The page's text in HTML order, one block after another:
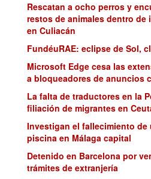
Rescatan a ocho perros y
restos de animales dentro de
en Culiacán
FundéuRAE: eclipse de Sol,
Microsoft Edge cesa las
a bloqueadores de anuncios
La falta de traductores en la
filiación de migrantes en
Investigan el fallecimiento de
piscina en Málaga capital
Detenido en Barcelona por
trámites de extranjería